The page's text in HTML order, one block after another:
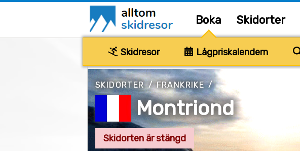
Boka Skidorter
Skidresor Lågpriskalendern
SKIDORTER /FRANKRIKE/
Montriond
Skidorten är stängd